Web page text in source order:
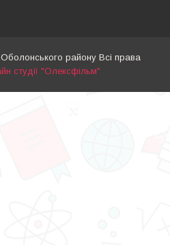
району Всі права
студії "Олексфільм"